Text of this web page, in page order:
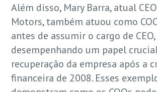
Além disso, Mary Barra, atual
Motors, também atuou como
antes de assumir o cargo de CEO,
desempenhando um papel
recuperação da empresa após a
financeira de 2008. Esses